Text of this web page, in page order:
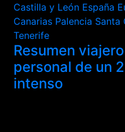
Castilla y León España
Canarias Palencia Santa
Tenerife
Resumen
personal de un
intenso